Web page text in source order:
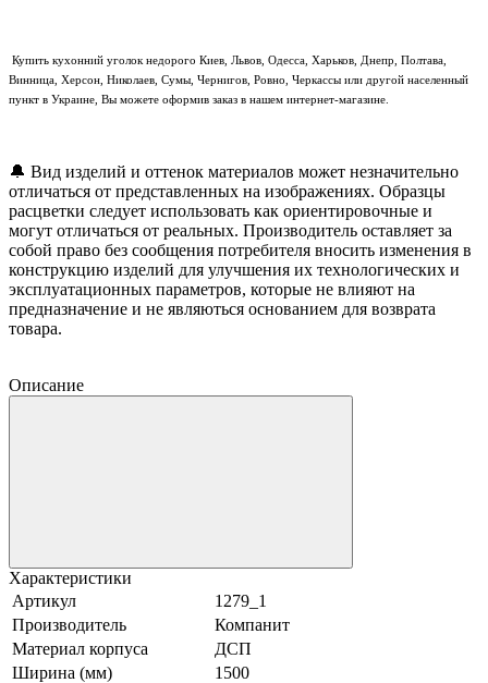
Купить кухонний уголок недорого Киев, Львов, Одесса, Харьков, Днепр, Полтава,
Винница, Херсон, Николаев, Сумы, Чернигов, Ровно, Черкассы или другой населенный
пункт в Украине, Вы можете оформив заказ в нашем интернет-магазине.
🔔 Вид изделий и оттенок материалов может незначительно
отличаться от представленных на изображениях. Образцы
расцветки следует использовать как ориентировочные и
могут отличаться от реальных. Производитель оставляет за
собой право без сообщения потребителя вносить изменения в
конструкцию изделий для улучшения их технологических и
эксплуатационных параметров, которые не влияют на
предназначение и не являються основанием для возврата
товара.
Описание
Характеристики
Артикул
1279_1
Производитель
Компанит
Материал корпуса
ДСП
Ширина (мм)
1500